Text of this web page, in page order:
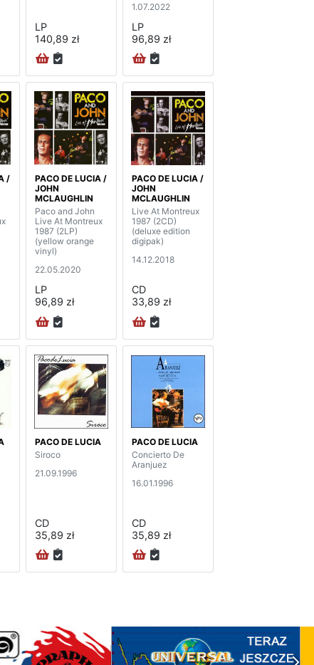
LP
140,89 zł
1.07.2022
LP
96,89 zł
/
PACO DE LUCIA /
JOHN
MCLAUGHLIN
Paco and John
Live At Montreux
1987 (2LP)
(yellow orange
vinyl)
22.05.2020
LP
96,89 zł
PACO DE LUCIA /
JOHN
MCLAUGHLIN
Live At Montreux
1987 (2CD)
(deluxe edition
digipak)
14.12.2018
CD
33,89 zł
PACO DE LUCIA
Siroco
21.09.1996
CD
35,89 zł
PACO DE LUCIA
Concierto De
Aranjuez
16.01.1996
CD
35,89 zł